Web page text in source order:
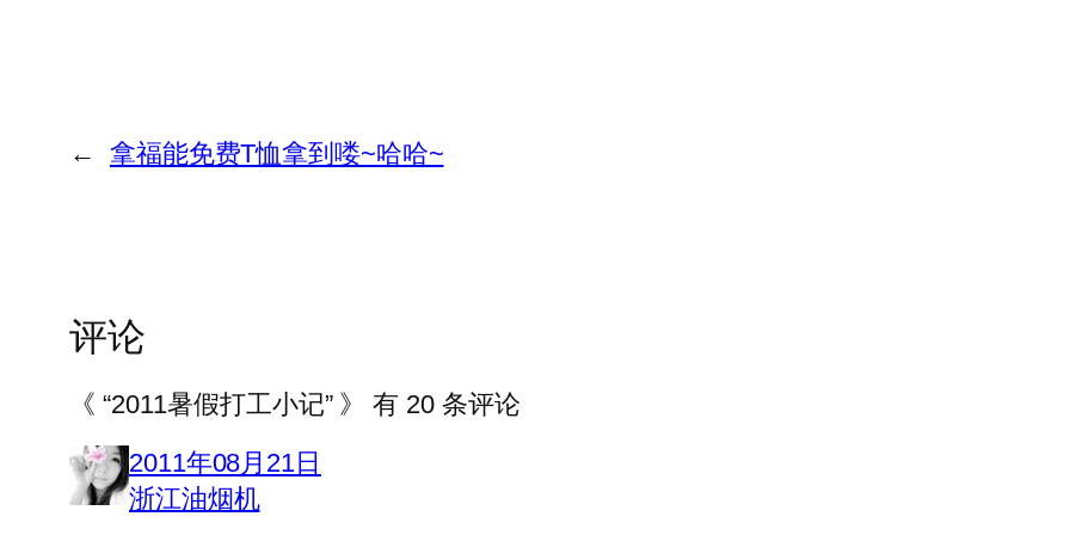
← 拿福能免费T恤拿到喽~哈哈~
评论
《 “2011暑假打工小记” 》 有 20 条评论
2011年08月21日
浙江油烟机